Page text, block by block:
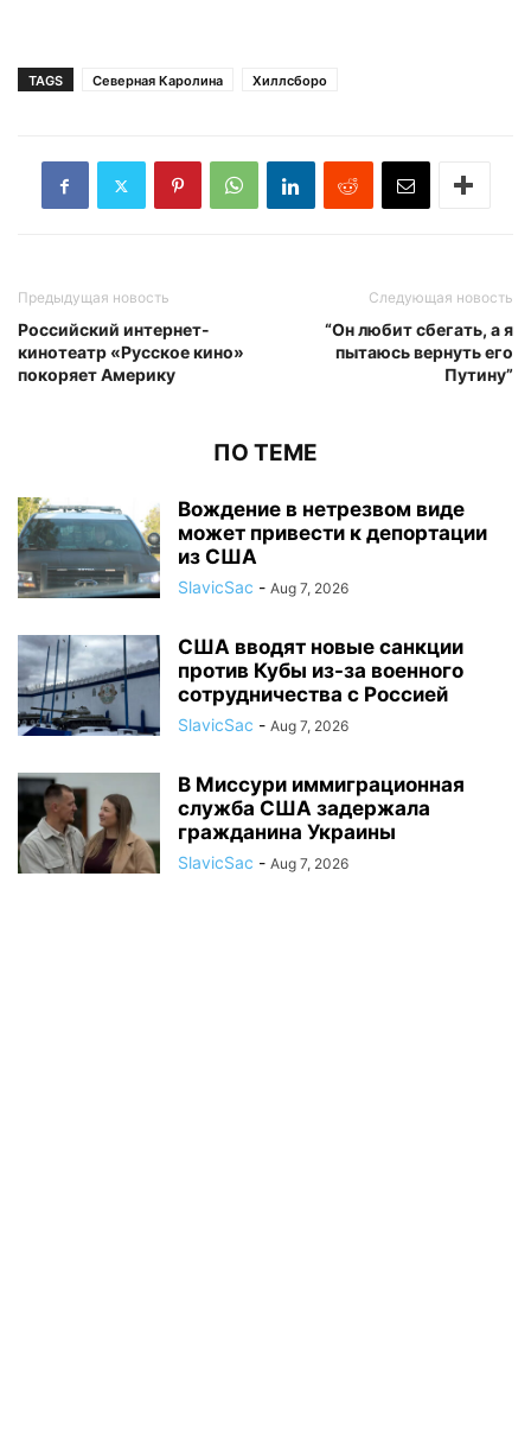
TAGS Северная Каролина Хиллсборо
Предыдущая новость
Российский интернет-
кинотеатр «Русское кино»
покоряет Америку
Следующая новость
“Он любит сбегать, а я
пытаюсь вернуть его
Путину”
ПО ТЕМЕ
Вождение в нетрезвом виде
может привести к депортации
из США
SlavicSac - Aug 7, 2026
США вводят новые санкции
против Кубы из-за военного
сотрудничества с Россией
SlavicSac - Aug 7, 2026
В Миссури иммиграционная
служба США задержала
гражданина Украины
SlavicSac - Aug 7, 2026